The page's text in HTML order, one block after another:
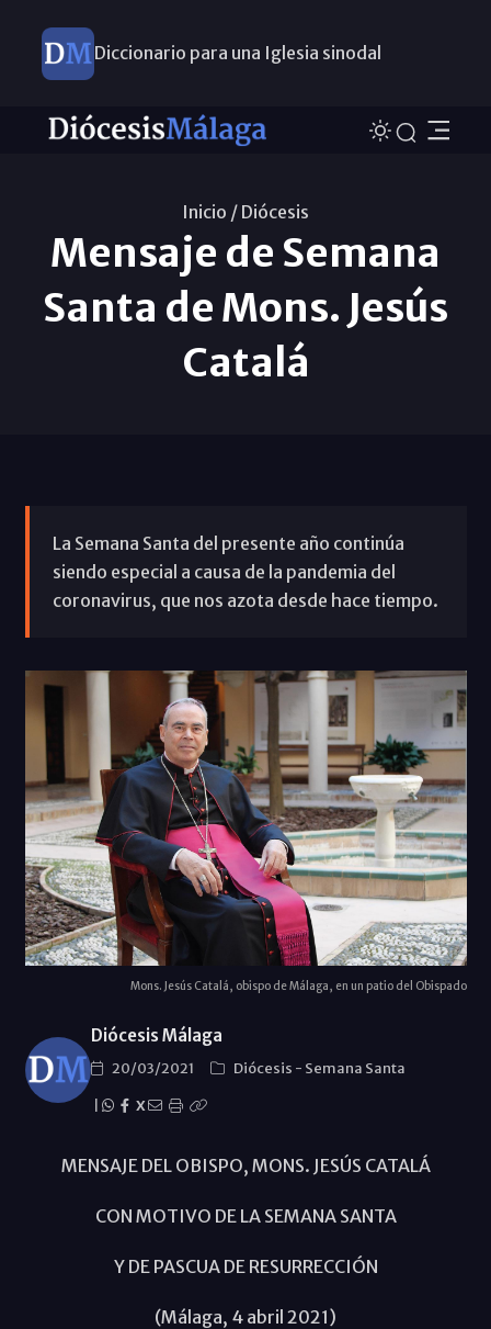
Diccionario para una Iglesia sinodal
Nuevos nombramientos
Inicio / Diócesis
Mensaje de Semana
Santa de Mons. Jesús
Catalá
La Semana Santa del presente año continúa
siendo especial a causa de la pandemia del
coronavirus, que nos azota desde hace tiempo.
Mons. Jesús Catalá, obispo de Málaga, en un patio del Obispado
Diócesis Málaga
20/03/2021 Diócesis - Semana Santa
X
MENSAJE DEL OBISPO, MONS. JESÚS CATALÁ
CON MOTIVO DE LA SEMANA SANTA
Y DE PASCUA DE RESURRECCIÓN
(Málaga, 4 abril 2021)